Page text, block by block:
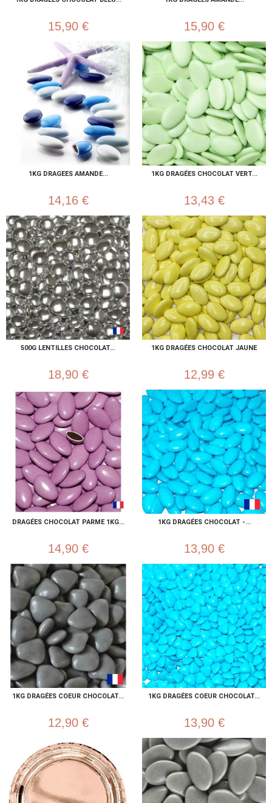
15,90 € 15,90 €
1KG DRAGEES AMANDE...
14,16 €
1KG DRAGÉES CHOCOLAT VERT...
13,43 €
500G LENTILLES CHOCOLAT...
18,90 €
1KG DRAGÉES CHOCOLAT JAUNE
12,99 €
DRAGÉES CHOCOLAT PARME 1KG...
14,90 €
1KG DRAGÉES CHOCOLAT -...
13,90 €
1KG DRAGÉES COEUR CHOCOLAT...
12,90 €
1KG DRAGÉES COEUR CHOCOLAT...
13,90 €